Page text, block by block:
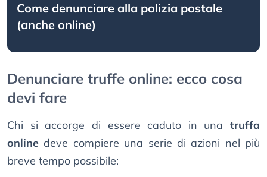
Come denunciare alla polizia postale
(anche online)
Denunciare truffe online: ecco cosa
devi fare
Chi si accorge di essere caduto in una truffa
online deve compiere una serie di azioni nel più
breve tempo possibile: